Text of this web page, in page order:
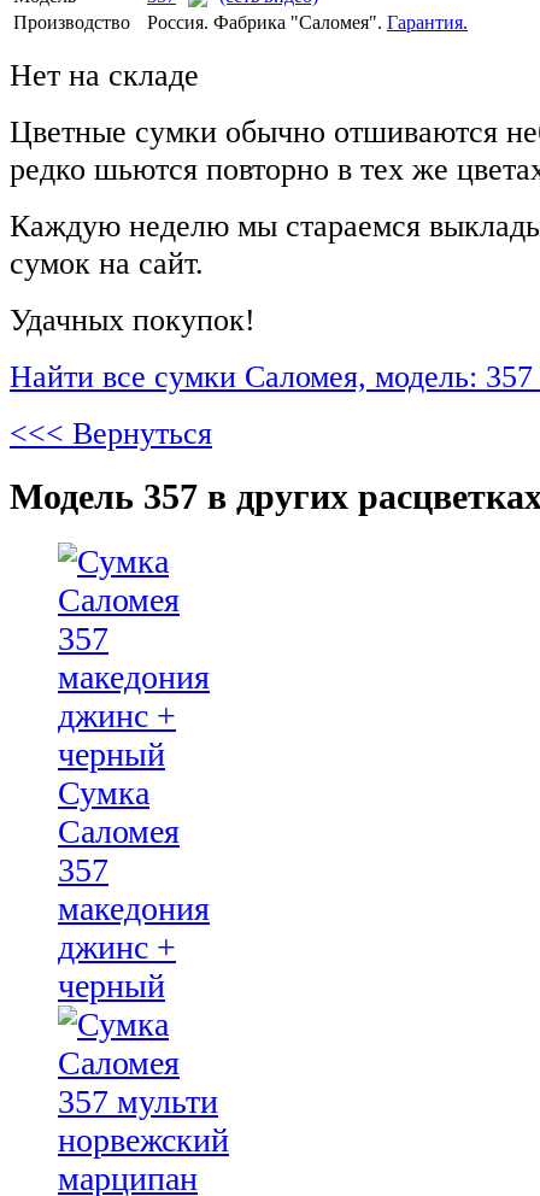
Производство
Россия. Фабрика "Саломея". Гарантия.
Нет на складе
Цветные сумки обычно отшиваются
редко шьются повторно в тех же
Каждую неделю мы стараемся
сумок на сайт.
Удачных покупок!
Найти все сумки Саломея, модель:
<<< Вернуться
Модель 357 в других
Сумка
Саломея
357
македония
джинс +
черный